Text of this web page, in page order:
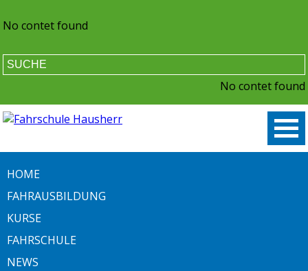
No contet found
No contet found
HOME
FAHRAUSBILDUNG
KURSE
FAHRSCHULE
NEWS